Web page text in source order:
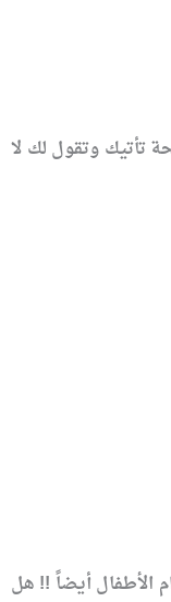
تأتيك وتقول لك لا
الأطفال أيضاً !! هل